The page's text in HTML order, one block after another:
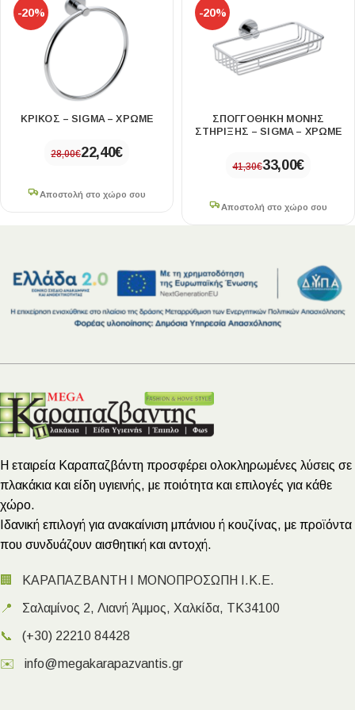
-20%
ΚΡΙΚΟΣ – SIGMA – ΧΡΩΜΕ
28,00€22,40€
Αποστολή στο χώρο σου
-20%
ΣΠΟΓΓΟΘΗΚΗ ΜΟΝΗΣ
ΣΤΗΡΙΞΗΣ – SIGMA – ΧΡΩΜΕ
41,30€33,00€
Αποστολή στο χώρο σου
Η εταιρεία Καραπαζβάντη προσφέρει ολοκληρωμένες λύσεις σε
πλακάκια και είδη υγιεινής, με ποιότητα και επιλογές για κάθε
χώρο.
Ιδανική επιλογή για ανακαίνιση μπάνιου ή κουζίνας, με προϊόντα
που συνδυάζουν αισθητική και αντοχή.
🏢 ΚΑΡΑΠΑΖΒΑΝΤΗ Ι ΜΟΝΟΠΡΟΣΩΠΗ Ι.Κ.Ε.
📍 Σαλαμίνος 2, Λιανή Άμμος, Χαλκίδα, ΤΚ34100
📞 (+30) 22210 84428
✉️ info@megakarapazvantis.gr